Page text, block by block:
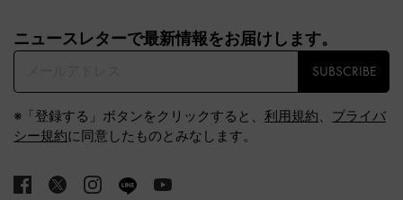
ニュースレターで最新情報をお届けします。​
SUBSCRIBE
※「登録する」ボタンをクリックすると、 利用規約、 プライバ
シー規約に同意したものとみなします。